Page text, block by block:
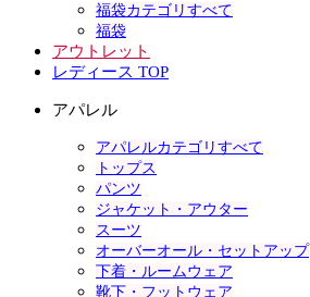
福袋カテゴリすべて
福袋
アウトレット
レディース TOP
アパレル
アパレルカテゴリすべて
トップス
パンツ
ジャケット・アウター
スーツ
オーバーオール・セットアップ
下着・ルームウェア
靴下・フットウェア